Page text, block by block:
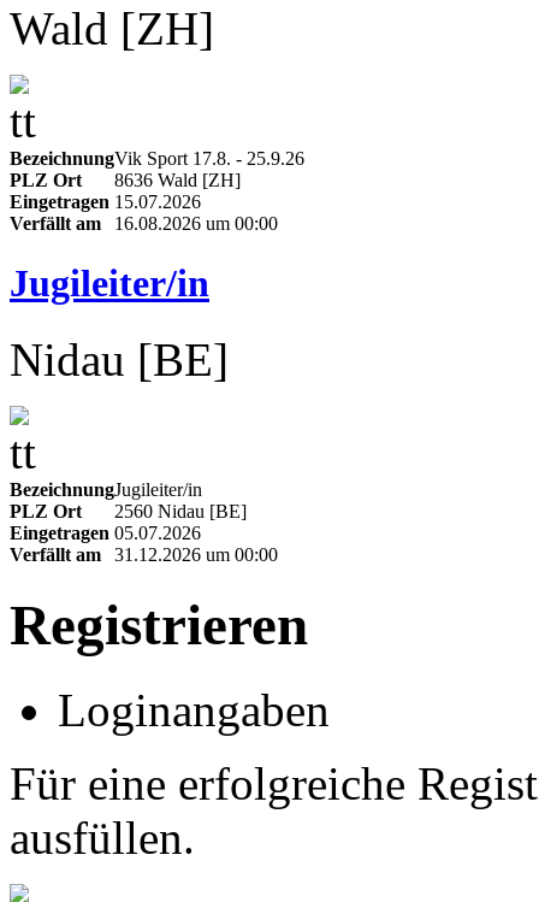
Wald [ZH]
BezeichnungVik Sport 17.8. - 25.9.26
PLZ Ort
8636 Wald [ZH]
Eingetragen 15.07.2026
Verfällt am
16.08.2026 um 00:00
Jugileiter/in
Nidau [BE]
BezeichnungJugileiter/in
PLZ Ort
2560 Nidau [BE]
Eingetragen 05.07.2026
Verfällt am
31.12.2026 um 00:00
Registrieren
Loginangaben
Für eine erfolgreiche
ausfüllen.